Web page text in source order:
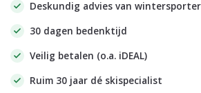
Deskundig advies van
30 dagen bedenktijd
Veilig betalen (o.a. iDEAL)
Ruim 30 jaar dé skispecialist